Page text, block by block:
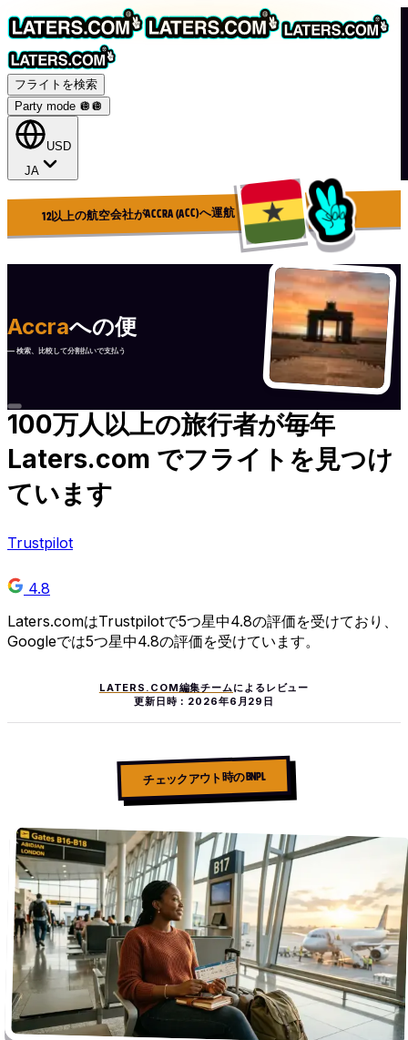
フライトを検索
Party mode 🪩 🪩
USD
JA
12以上の航空会社がACCRA (ACC)へ運航
Accraへの便
— 検索、比較して分割払いで支払う
100万人以上の旅行者が毎年
Laters.com でフライトを見つけ
ています
Trustpilot
4.8
Laters.comはTrustpilotで5つ星中4.8の評価を受けており、
Googleでは5つ星中4.8の評価を受けています。
LATERS.COM編集チームによるレビュー
更新日時： 2026年6月29日
チェックアウト時の BNPL